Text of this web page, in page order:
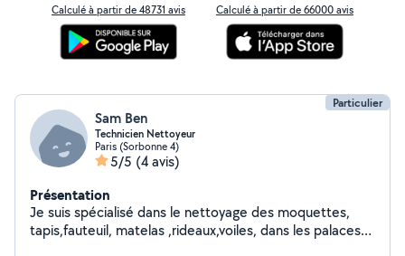
Calculé à partir de 48731 avis Calculé à partir de 66000 avis
Particulier
Sam Ben
Technicien Nettoyeur
Paris (Sorbonne 4)
5/5 (4 avis)
Présentation
Je suis spécialisé dans le nettoyage des moquettes,
tapis,fauteuil, matelas ,rideaux,voiles, dans les palaces